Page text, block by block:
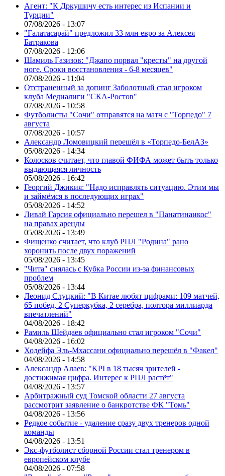
Агент: "К Дркушичу есть интерес из Испании и
Турции"
07/08/2026 - 13:07
"Галатасарай" предложил 33 млн евро за Алексея
Батракова
07/08/2026 - 12:06
Шамиль Газизов: "Джапо порвал "кресты" на другой
ноге. Сроки восстановления - 6-8 месяцев"
07/08/2026 - 11:04
Отстраненный за допинг Заболотный стал игроком
клуба Медиалиги "СКА-Ростов"
07/08/2026 - 10:58
Футболисты "Сочи" отправятся на матч с "Торпедо" 7
августа
07/08/2026 - 10:57
Александр Ломовицкий перешёл в «Торпедо-БелАЗ»
05/08/2026 - 14:34
Колосков считает, что главой ФИФА может быть только
выдающаяся личность
05/08/2026 - 16:42
Георгий Джикия: "Надо исправлять ситуацию. Этим мы
и займёмся в последующих играх"
05/08/2026 - 14:52
Ливай Гарсия официально перешел в "Панатинаикос"
на правах аренды
05/08/2026 - 13:49
Фищенко считает, что клуб РПЛ "Родина" рано
хоронить после двух поражений
05/08/2026 - 13:45
"Чита" снялась с Кубка России из-за финансовых
проблем
05/08/2026 - 13:44
Леонид Слуцкий: "В Китае любят цифрами: 109 матчей,
65 побед, 2 Суперкубка, 2 серебра, полтора миллиарда
впечатлений"
04/08/2026 - 18:42
Рамиль Шейдаев официально стал игроком "Сочи"
04/08/2026 - 16:02
Ходейфа Эль-Мхассани официально перешёл в "Факел"
04/08/2026 - 14:58
Александр Алаев: "KPI в 18 тысяч зрителей -
достижимая цифра. Интерес к РПЛ растёт"
04/08/2026 - 13:57
Арбитражный суд Томской области 27 августа
рассмотрит заявление о банкротстве ФК "Томь"
04/08/2026 - 13:56
Редкое событие - удаление сразу двух тренеров одной
команды
04/08/2026 - 13:51
Экс-футболист сборной России стал тренером в
европейском клубе
04/08/2026 - 07:58